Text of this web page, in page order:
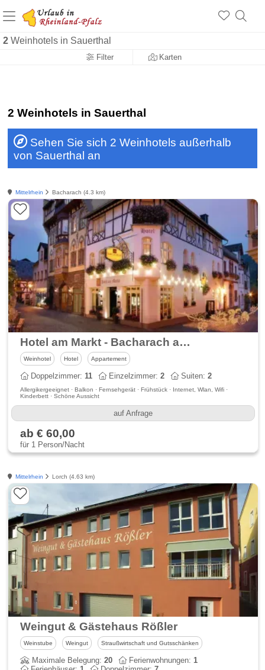
2 Weinhotels in Sauerthal
Filter Karten
+1.500 Unterkünfte in Rheinland-Pfalz
+1.000 Sehenswürdigkeiten
2 Weinhotels in Sauerthal
Sehen Sie sich 2 Weinhotels außerhalb
von Sauerthal an
Mittelrhein Bacharach (4.3 km)
Hotel am Markt - Bacharach am Rhein
Weinhotel Hotel Appartement
Doppelzimmer:11 Einzelzimmer:2 Suiten:2
Allergikergeeignet · Balkon · Fernsehgerät · Frühstück · Internet, Wlan, Wifi ·
Kinderbett · Schöne Aussicht
auf Anfrage
ab € 60,00
für 1 Person/Nacht
Mittelrhein Lorch (4.63 km)
Weingut & Gästehaus Rößler
Weinstube Weingut Straußwirtschaft und Gutsschänken
Maximale Belegung:20 Ferienwohnungen:1